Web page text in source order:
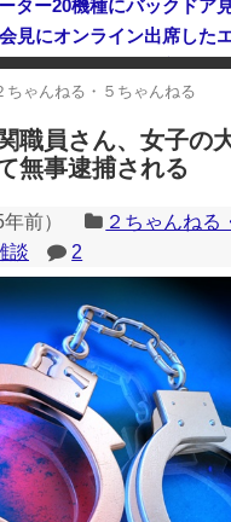
製メガソーラーを締め出
表示されなくなったり、サイト
ます。
ちゃんねる・５ちゃんねる
職員さん、女子の
無事逮捕される
年前） ２ちゃんねる
談 2